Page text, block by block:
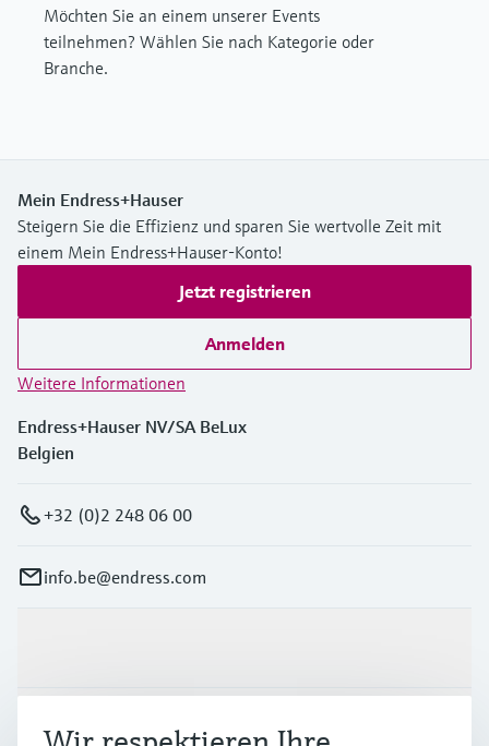
Möchten Sie an einem unserer Events
teilnehmen? Wählen Sie nach Kategorie oder
Branche.
Mein Endress+Hauser
Steigern Sie die Effizienz und sparen Sie wertvolle Zeit mit
einem Mein Endress+Hauser-Konto!
Jetzt registrieren
Anmelden
Weitere Informationen
Endress+Hauser NV/SA BeLux
Belgien
+32 (0)2 248 06 00
info.be@endress.com
Branchen